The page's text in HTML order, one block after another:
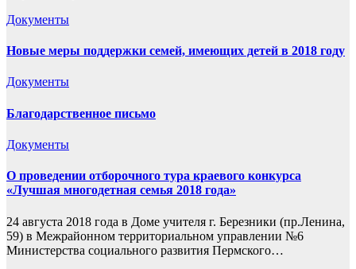
Документы
Новые меры поддержки семей, имеющих детей в 2018 году
Документы
Благодарственное письмо
Документы
О проведении отборочного тура краевого конкурса
«Лучшая многодетная семья 2018 года»
24 августа 2018 года в Доме учителя г. Березники (пр.Ленина,
59) в Межрайонном территориальном управлении №6
Министерства социального развития Пермского…